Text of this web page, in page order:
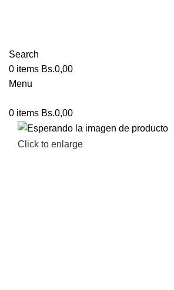
Search
0 items Bs.0,00
Menu
0 items Bs.0,00
Click to enlarge